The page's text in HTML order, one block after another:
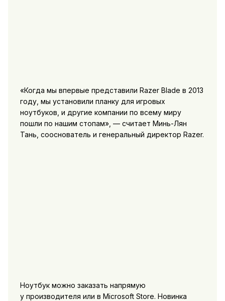
«Когда мы впервые представили Razer Blade в 2013
году, мы установили планку для игровых
ноутбуков, и другие компании по всему миру
пошли по нашим стопам», — считает Минь-Лян
Тань, сооснователь и генеральный директор Razer.
Ноутбук можно заказать напрямую
у производителя или в Microsoft Store. Новинка